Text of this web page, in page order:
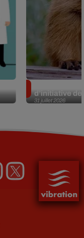
31 juillet 2026
d’initiative